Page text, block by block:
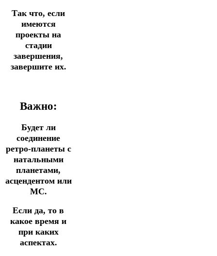
Так что, если
имеются
проекты на
стадии
завершения,
завершите их.
Важно:
Будет ли
соединение
ретро-планеты с
натальными
планетами,
асцендентом или
МС.
Если да, то в
какое время и
при каких
аспектах.